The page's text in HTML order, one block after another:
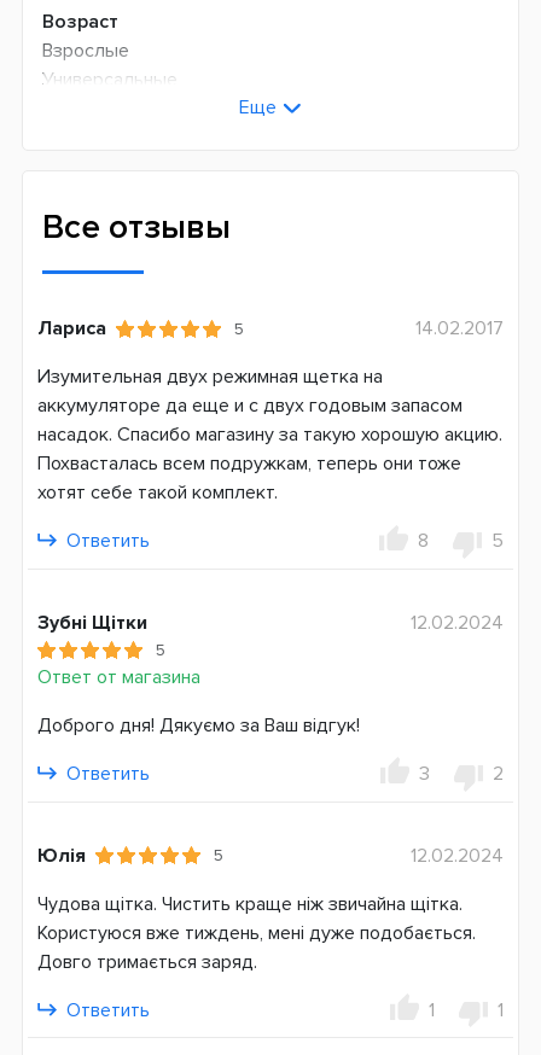
Возраст
Взрослые
Универсальные
9900
3
Сменная насадка
Да
Таймер чистки
Эргономичный дизайн
Система питания
Германия
24 месяца
Еще
Все отзывы
Лариса 5
14.02.2017
Изумительная двух режимная щетка на
аккумуляторе да еще и с двух годовым запасом
насадок. Спасибо магазину за такую хорошую акцию.
Похвасталась всем подружкам, теперь они тоже
хотят себе такой комплект.
Ответить
8 5
Зубні Щітки
5
Ответ от магазина
12.02.2024
Доброго дня! Дякуємо за Ваш відгук!
Ответить
3 2
Юлія 5
12.02.2024
Чудова щітка. Чистить краще ніж звичайна щітка.
Користуюся вже тиждень, мені дуже подобається.
Довго тримається заряд.
Ответить
1 1